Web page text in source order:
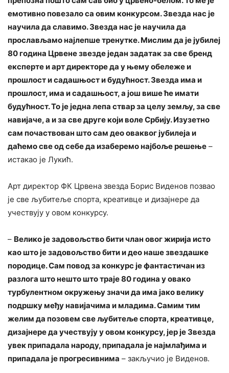
емотивно повезало са овим конкурсом. Звезда нас је
научила да славимо. Звезда нас је научила да
прослављамо најлепше тренутке. Мислим да је јубилеј
80 година Црвене звезде један задатак за све бренд
експерте и арт директоре да у њему обележе и
прошлост и садашњост и будућност. Звезда има и
прошлост, има и садашњост, а још више ће имати
будућност. То је једна лепа ствар за целу земљу, за све
навијаче, а и за све друге који воле Србију. Изузетно
сам почаствован што сам део оваквог јубилеја и
даћемо све од себе да изаберемо најбоље решење –
истакао је Лукић.
Арт директор ФК Црвена звезда Борис Виденов позвао
је све љубитеље спорта, креативце и дизајнере да
учествују у овом конкурсу.
– Велико је задовољство бити члан овог жирија исто
као што је задовољство бити и део наше звездашке
породице. Сам повод за конкурс је фантастичан из
разлога што нешто што траје 80 година у овако
турбулентном окружењу значи да има јако велику
подршку међу навијачима и младима. Самим тим
желим да позовем све љубитеље спорта, креативце,
дизајнере да учествују у овом конкурсу, јер је Звезда
увек припадала народу, припадала је најмлађима и
припадала је прогресивнима – закључио је Виденов.